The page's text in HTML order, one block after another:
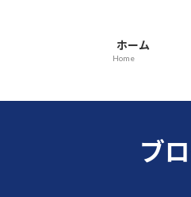
ホーム
Home
ブ